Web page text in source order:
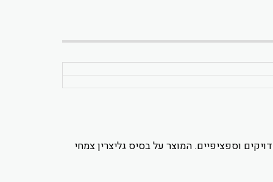
וספציפיים. המוצר על בסיס גליצרין צמחי